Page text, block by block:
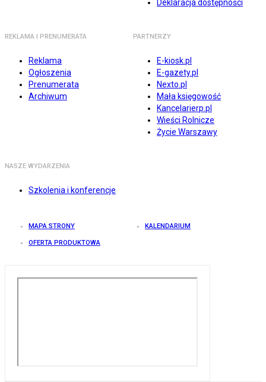
Deklaracja dostępności
REKLAMA I PRENUMERATA
Reklama
Ogłoszenia
Prenumerata
Archiwum
PARTNERZY
E-kiosk.pl
E-gazety.pl
Nexto.pl
Mała księgowość
Kancelarierp.pl
Wieści Rolnicze
Życie Warszawy
NASZE WYDARZENIA
Szkolenia i konferencje
MAPA STRONY KALENDARIUM
OFERTA PRODUKTOWA